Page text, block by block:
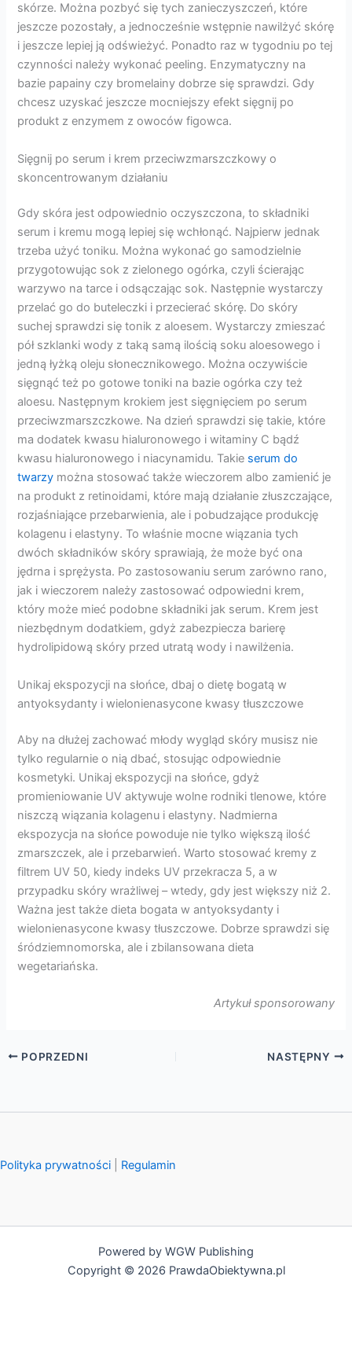
skórze. Można pozbyć się tych zanieczyszczeń, które
jeszcze pozostały, a jednocześnie wstępnie nawilżyć skórę
i jeszcze lepiej ją odświeżyć. Ponadto raz w tygodniu po tej
czynności należy wykonać peeling. Enzymatyczny na
bazie papainy czy bromelainy dobrze się sprawdzi. Gdy
chcesz uzyskać jeszcze mocniejszy efekt sięgnij po
produkt z enzymem z owoców figowca.
Sięgnij po serum i krem przeciwzmarszczkowy o
skoncentrowanym działaniu
Gdy skóra jest odpowiednio oczyszczona, to składniki
serum i kremu mogą lepiej się wchłonąć. Najpierw jednak
trzeba użyć toniku. Można wykonać go samodzielnie
przygotowując sok z zielonego ogórka, czyli ścierając
warzywo na tarce i odsączając sok. Następnie wystarczy
przelać go do buteleczki i przecierać skórę. Do skóry
suchej sprawdzi się tonik z aloesem. Wystarczy zmieszać
pół szklanki wody z taką samą ilością soku aloesowego i
jedną łyżką oleju słonecznikowego. Można oczywiście
sięgnąć też po gotowe toniki na bazie ogórka czy też
aloesu. Następnym krokiem jest sięgnięciem po serum
przeciwzmarszczkowe. Na dzień sprawdzi się takie, które
ma dodatek kwasu hialuronowego i witaminy C bądź
kwasu hialuronowego i niacynamidu. Takie serum do
twarzy można stosować także wieczorem albo zamienić je
na produkt z retinoidami, które mają działanie złuszczające,
rozjaśniające przebarwienia, ale i pobudzające produkcję
kolagenu i elastyny. To właśnie mocne wiązania tych
dwóch składników skóry sprawiają, że może być ona
jędrna i sprężysta. Po zastosowaniu serum zarówno rano,
jak i wieczorem należy zastosować odpowiedni krem,
który może mieć podobne składniki jak serum. Krem jest
niezbędnym dodatkiem, gdyż zabezpiecza barierę
hydrolipidową skóry przed utratą wody i nawilżenia.
Unikaj ekspozycji na słońce, dbaj o dietę bogatą w
antyoksydanty i wielonienasycone kwasy tłuszczowe
Aby na dłużej zachować młody wygląd skóry musisz nie
tylko regularnie o nią dbać, stosując odpowiednie
kosmetyki. Unikaj ekspozycji na słońce, gdyż
promieniowanie UV aktywuje wolne rodniki tlenowe, które
niszczą wiązania kolagenu i elastyny. Nadmierna
ekspozycja na słońce powoduje nie tylko większą ilość
zmarszczek, ale i przebarwień. Warto stosować kremy z
filtrem UV 50, kiedy indeks UV przekracza 5, a w
przypadku skóry wrażliwej – wtedy, gdy jest większy niż 2.
Ważna jest także dieta bogata w antyoksydanty i
wielonienasycone kwasy tłuszczowe. Dobrze sprawdzi się
śródziemnomorska, ale i zbilansowana dieta
wegetariańska.
Artykuł sponsorowany
POPRZEDNI NASTĘPNY
Polityka prywatności Regulamin
Powered by WGW Publishing
Copyright © 2026 PrawdaObiektywna.pl